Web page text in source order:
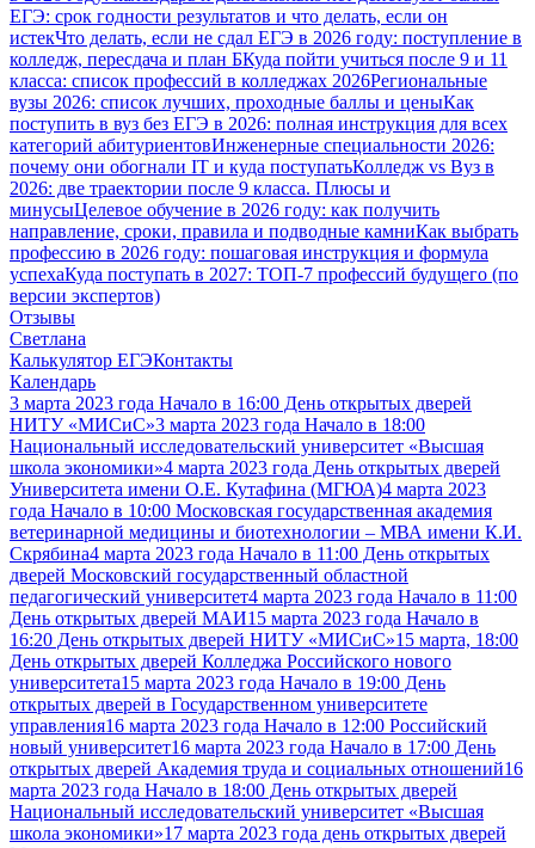
ЕГЭ: срок годности результатов и что делать, если он
истекЧто делать, если не сдал ЕГЭ в 2026 году: поступление в
колледж, пересдача и план БКуда пойти учиться после 9 и 11
класса: список профессий в колледжах 2026Региональные
вузы 2026: список лучших, проходные баллы и ценыКак
поступить в вуз без ЕГЭ в 2026: полная инструкция для всех
категорий абитуриентовИнженерные специальности 2026:
почему они обогнали IT и куда поступатьКолледж vs Вуз в
2026: две траектории после 9 класса. Плюсы и
минусыЦелевое обучение в 2026 году: как получить
направление, сроки, правила и подводные камниКак выбрать
профессию в 2026 году: пошаговая инструкция и формула
успехаКуда поступать в 2027: ТОП-7 профессий будущего (по
версии экспертов)
Отзывы
Светлана
Калькулятор ЕГЭКонтакты
Календарь
3 марта 2023 года Начало в 16:00 День открытых дверей
НИТУ «МИСиС»3 марта 2023 года Начало в 18:00
Национальный исследовательский университет «Высшая
школа экономики»4 марта 2023 года День открытых дверей
Университета имени О.Е. Кутафина (МГЮА)4 марта 2023
года Начало в 10:00 Московская государственная академия
ветеринарной медицины и биотехнологии – МВА имени К.И.
Скрябина4 марта 2023 года Начало в 11:00 День открытых
дверей Московский государственный областной
педагогический университет4 марта 2023 года Начало в 11:00
День открытых дверей МАИ15 марта 2023 года Начало в
16:20 День открытых дверей НИТУ «МИСиС»15 марта, 18:00
День открытых дверей Колледжа Российского нового
университета15 марта 2023 года Начало в 19:00 День
открытых дверей в Государственном университете
управления16 марта 2023 года Начало в 12:00 Российский
новый университет16 марта 2023 года Начало в 17:00 День
открытых дверей Академия труда и социальных отношений16
марта 2023 года Начало в 18:00 День открытых дверей
Национальный исследовательский университет «Высшая
школа экономики»17 марта 2023 года день открытых дверей